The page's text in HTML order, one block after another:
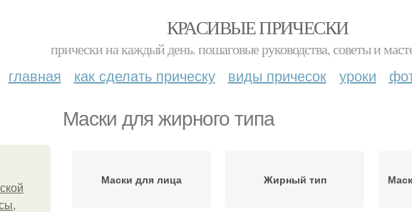
КРАСИВЫЕ ПРИЧЕСКИ
прически на каждый день. пошаговые руководства, советы и
главная как сделать прическу виды причесок уроки
Маски для жирного типа
Маски для лица Жирный тип